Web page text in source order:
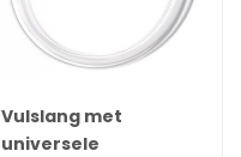
Vulslang met
universele